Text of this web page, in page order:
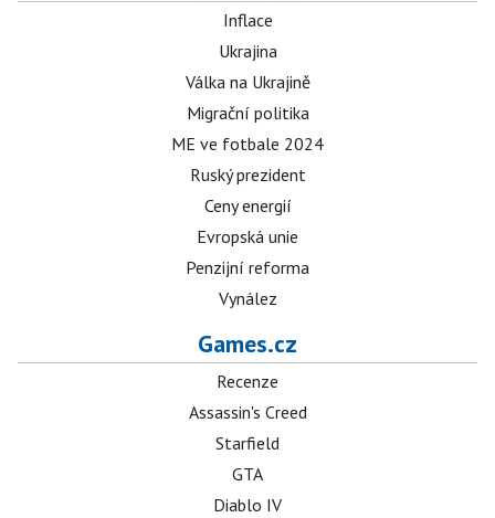
Inflace
Ukrajina
Válka na Ukrajině
Migrační politika
ME ve fotbale 2024
Ruský prezident
Ceny energií
Evropská unie
Penzijní reforma
Vynález
Games.cz
Recenze
Assassin's Creed
Starfield
GTA
Diablo IV